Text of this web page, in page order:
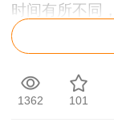
时间有所不同
考试时间为4
一级造价师考
一级造价工程
1362 101